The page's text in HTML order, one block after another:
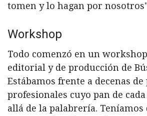
tomen y lo hagan por
Workshop
Todo comenzó en un
editorial y de producción de
Estábamos frente a decenas
profesionales cuyo pan de
allá de la palabrería. Teníamos